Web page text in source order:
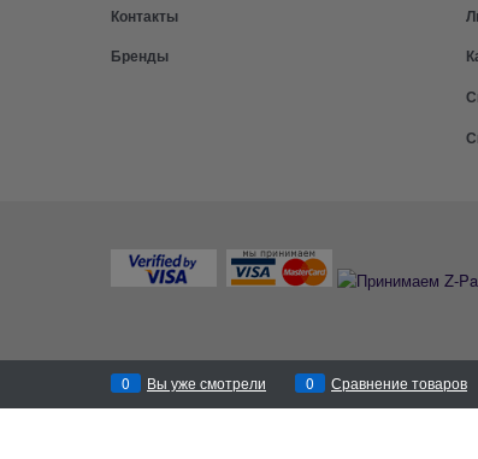
Контакты
Бренды
0 Вы уже смотрели 0 Сравнение товаров